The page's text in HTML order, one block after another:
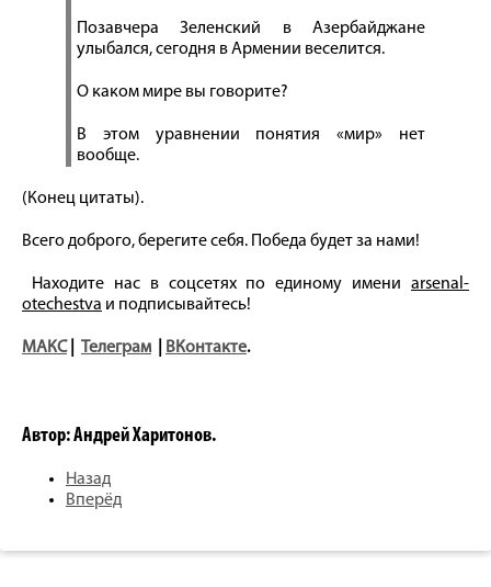
Позавчера Зеленский в Азербайджане
улыбался, сегодня в Армении веселится.
О каком мире вы говорите?
В этом уравнении понятия «мир» нет
вообще.
(Конец цитаты).
Всего доброго, берегите себя. Победа будет за нами!
Находите нас в соцсетях по единому имени arsenal-
otechestva и подписывайтесь!
МАКС| Телеграм| ВКонтакте.
Автор: Андрей Харитонов.
Назад
Вперёд